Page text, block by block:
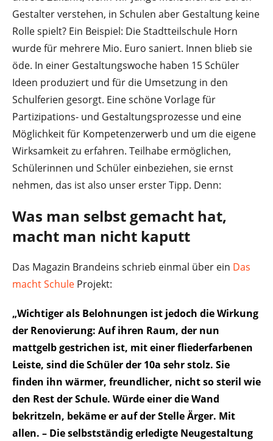
Gestalter verstehen, in Schulen aber Gestaltung keine
Rolle spielt? Ein Beispiel: Die Stadtteilschule Horn
wurde für mehrere Mio. Euro saniert. Innen blieb sie
öde. In einer Gestaltungswoche haben 15 Schüler
Ideen produziert und für die Umsetzung in den
Schulferien gesorgt. Eine schöne Vorlage für
Partizipations- und Gestaltungsprozesse und eine
Möglichkeit für Kompetenzerwerb und um die eigene
Wirksamkeit zu erfahren. Teilhabe ermöglichen,
Schülerinnen und Schüler einbeziehen, sie ernst
nehmen, das ist also unser erster Tipp. Denn:
Was man selbst gemacht hat,
macht man nicht kaputt
Das Magazin Brandeins schrieb einmal über ein Das
macht Schule Projekt:
„Wichtiger als Belohnungen ist jedoch die Wirkung
der Renovierung: Auf ihren Raum, der nun
mattgelb gestrichen ist, mit einer fliederfarbenen
Leiste, sind die Schüler der 10a sehr stolz. Sie
finden ihn wärmer, freundlicher, nicht so steril wie
den Rest der Schule. Würde einer die Wand
bekritzeln, bekäme er auf der Stelle Ärger. Mit
allen. – Die selbstständig erledigte Neugestaltung